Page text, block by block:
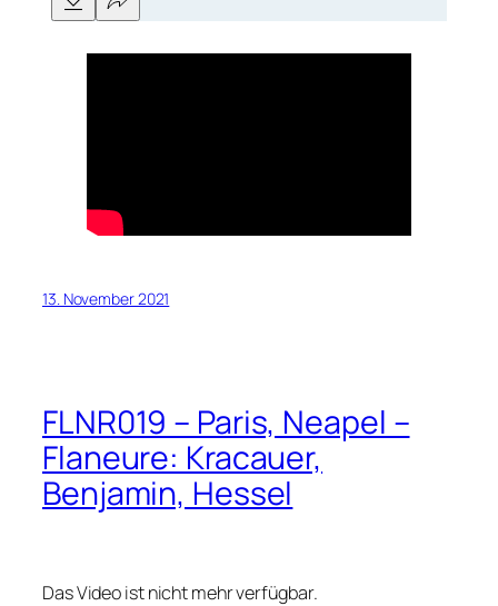
13. November 2021
FLNR019 – Paris, Neapel –
Flaneure: Kracauer,
Benjamin, Hessel
Das Video ist nicht mehr verfügbar.